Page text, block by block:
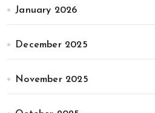
January 2026
December 2025
November 2025